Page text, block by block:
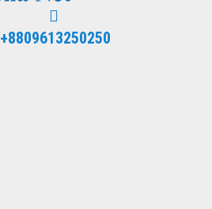
+8809613250250